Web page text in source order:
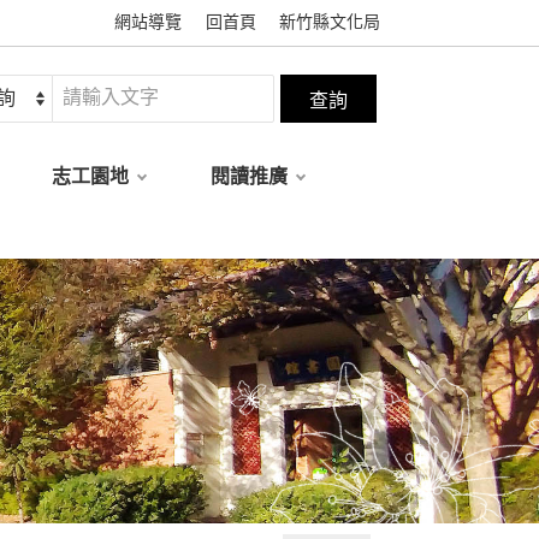
網站導覽 回首頁 新竹縣文化局
志工園地 閱讀推廣